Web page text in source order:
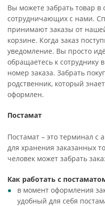
Вы можете забрать товар в
сотрудничающих с нами.
принимают заказы от
корзине. Когда заказ
уведомление. Вы просто
обращаетесь к сотруднику
номер заказа. Забрать
родственник, который
оформлен.
Постамат
Постамат – это терминал с
для хранения заказанных
человек может забрать
Как работать с
в момент оформления
удобный для себя